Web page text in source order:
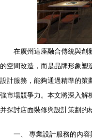
在廣州這座融合傳統與創
的空間改造，而是品牌形象塑
設計服務，能夠通過精準的策
強市場競爭力。本文將深入解
并探討店面裝修與設計策劃的
一、 專業設計服務的內容